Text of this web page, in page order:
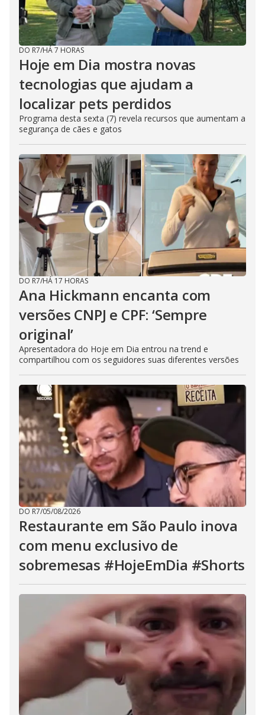
DO R7/HÁ 7 HORAS
Hoje em Dia mostra novas
tecnologias que ajudam a
localizar pets perdidos
Programa desta sexta (7) revela recursos que aumentam a
segurança de cães e gatos
DO R7/HÁ 17 HORAS
Ana Hickmann encanta com
versões CNPJ e CPF: ‘Sempre
original’
Apresentadora do Hoje em Dia entrou na trend e
compartilhou com os seguidores suas diferentes versões
DO R7/05/08/2026
Restaurante em São Paulo inova
com menu exclusivo de
sobremesas #HojeEmDia #Shorts